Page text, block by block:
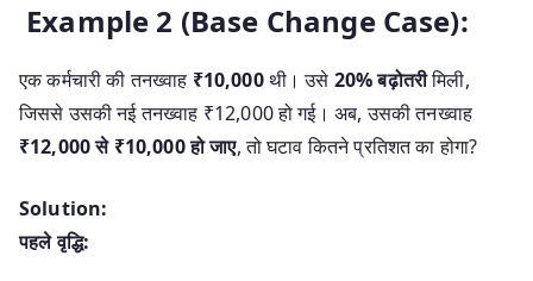
Example 2 (Base Change Case):
एक कर्मचारी की तनख्वाह ₹10,000थी। उसे 20% बढ़ोतरीमिली,
जिससे उसकी नई तनख्वाह ₹12,000 हो गई। अब, उसकी तनख्वाह
₹12,000 से ₹10,000 हो जाए, तो घटाव कितने प्रतिशत का होगा?
Solution:
पहले वृद्धि: